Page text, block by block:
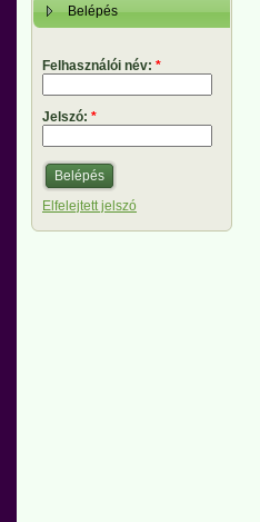
Belépés
Felhasználói név: *
Jelszó: *
Elfelejtett jelszó